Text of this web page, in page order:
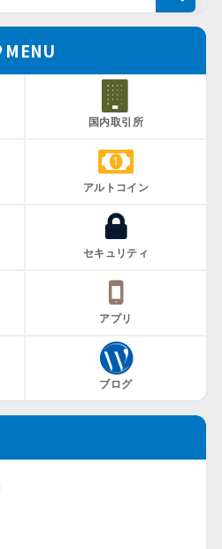
MENU
国内取引所
アルトコイン
セキュリティ
アプリ
ブログ